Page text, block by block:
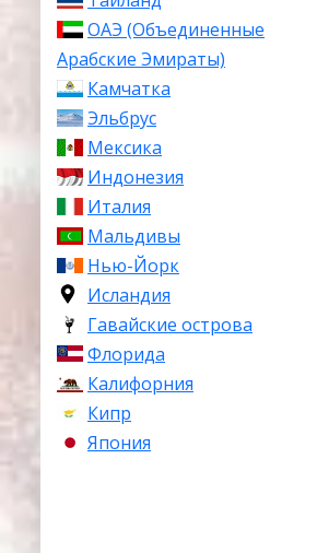
ОАЭ (Объединенные
Арабские Эмираты)
Камчатка
Эльбрус
Мексика
Индонезия
Италия
Мальдивы
Нью-Йорк
Исландия
Гавайские острова
Флорида
Калифорния
Кипр
Япония